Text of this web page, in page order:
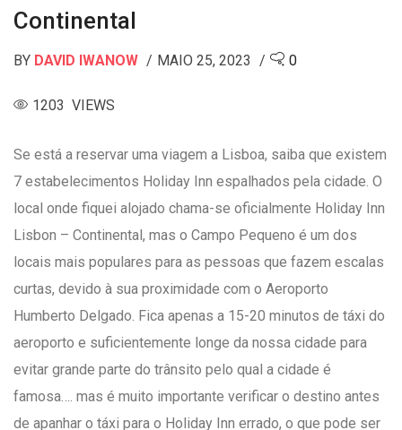
Continental
BY DAVID IWANOW MAIO 25, 2023 0
1203 VIEWS
Se está a reservar uma viagem a Lisboa, saiba que existem
7 estabelecimentos Holiday Inn espalhados pela cidade. O
local onde fiquei alojado chama-se oficialmente Holiday Inn
Lisbon – Continental, mas o Campo Pequeno é um dos
locais mais populares para as pessoas que fazem escalas
curtas, devido à sua proximidade com o Aeroporto
Humberto Delgado. Fica apenas a 15-20 minutos de táxi do
aeroporto e suficientemente longe da nossa cidade para
evitar grande parte do trânsito pelo qual a cidade é
famosa…. mas é muito importante verificar o destino antes
de apanhar o táxi para o Holiday Inn errado, o que pode ser